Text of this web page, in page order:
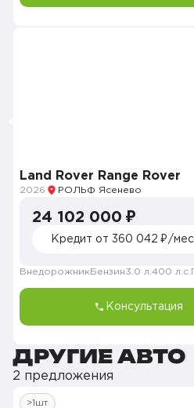
Land Rover Range Rover
2026 РОЛЬФ Ясенево
24 102 000 ₽
Кредит от 360 042 ₽/мес
Внедорожник Бензин3.0 л. 400 л.с.
Консультация
ДРУГИЕ АВТО
2 предложения
>1шт